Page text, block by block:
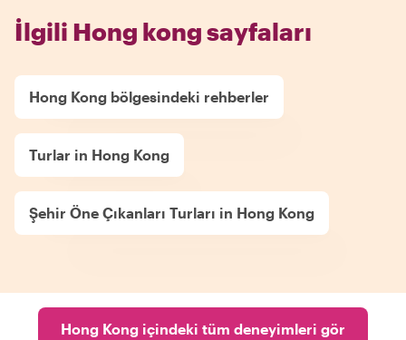
İlgili Hong kong sayfaları
Hong Kong bölgesindeki rehberler
Turlar in Hong Kong
Şehir Öne Çıkanları Turları in Hong Kong
Hong Kong içindeki tüm deneyimleri gör